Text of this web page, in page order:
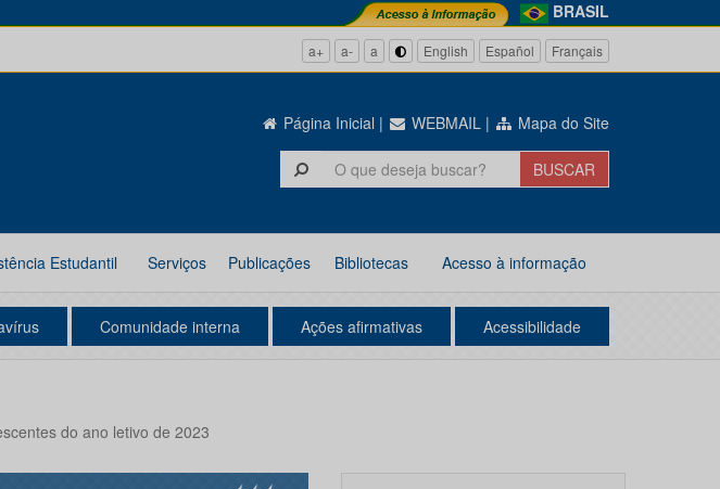
BRASIL
a+ a- a English Español Français
Página Inicial | WEBMAIL | Mapa do Site
Estudantil Serviços Publicações Bibliotecas Acesso à informação
Comunidade interna Ações afirmativas Acessibilidade
do ano letivo de 2023